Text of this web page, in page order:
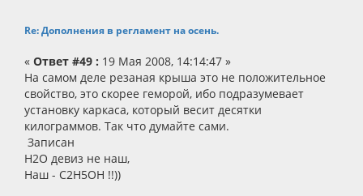
Re: Дополнения в регламент на осень.
« Ответ #49 : 19 Мая 2008, 14:14:47 »
На самом деле резаная крыша это не положительное
свойство, это скорее геморой, ибо подразумевает
установку каркаса, который весит десятки
килограммов. Так что думайте сами.
Записан
Н2О девиз не наш,
Наш - С2Н5ОН !!))